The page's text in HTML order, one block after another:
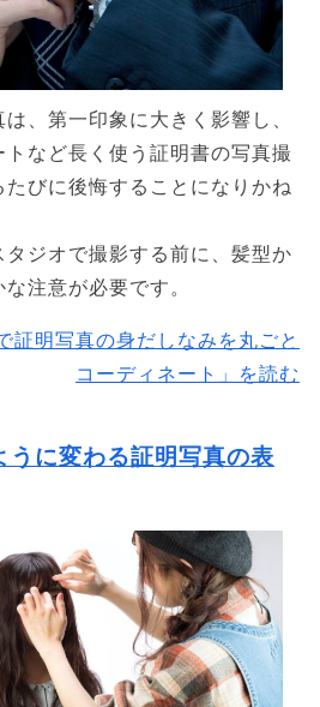
、第一印象に大きく影響し、
など長く使う証明書の写真撮
びに後悔することになりかね
ジオで撮影する前に、髪型か
注意が必要です。
証明写真の身だしなみを丸ごと
コーディネート」を読む
うに変わる証明写真の表